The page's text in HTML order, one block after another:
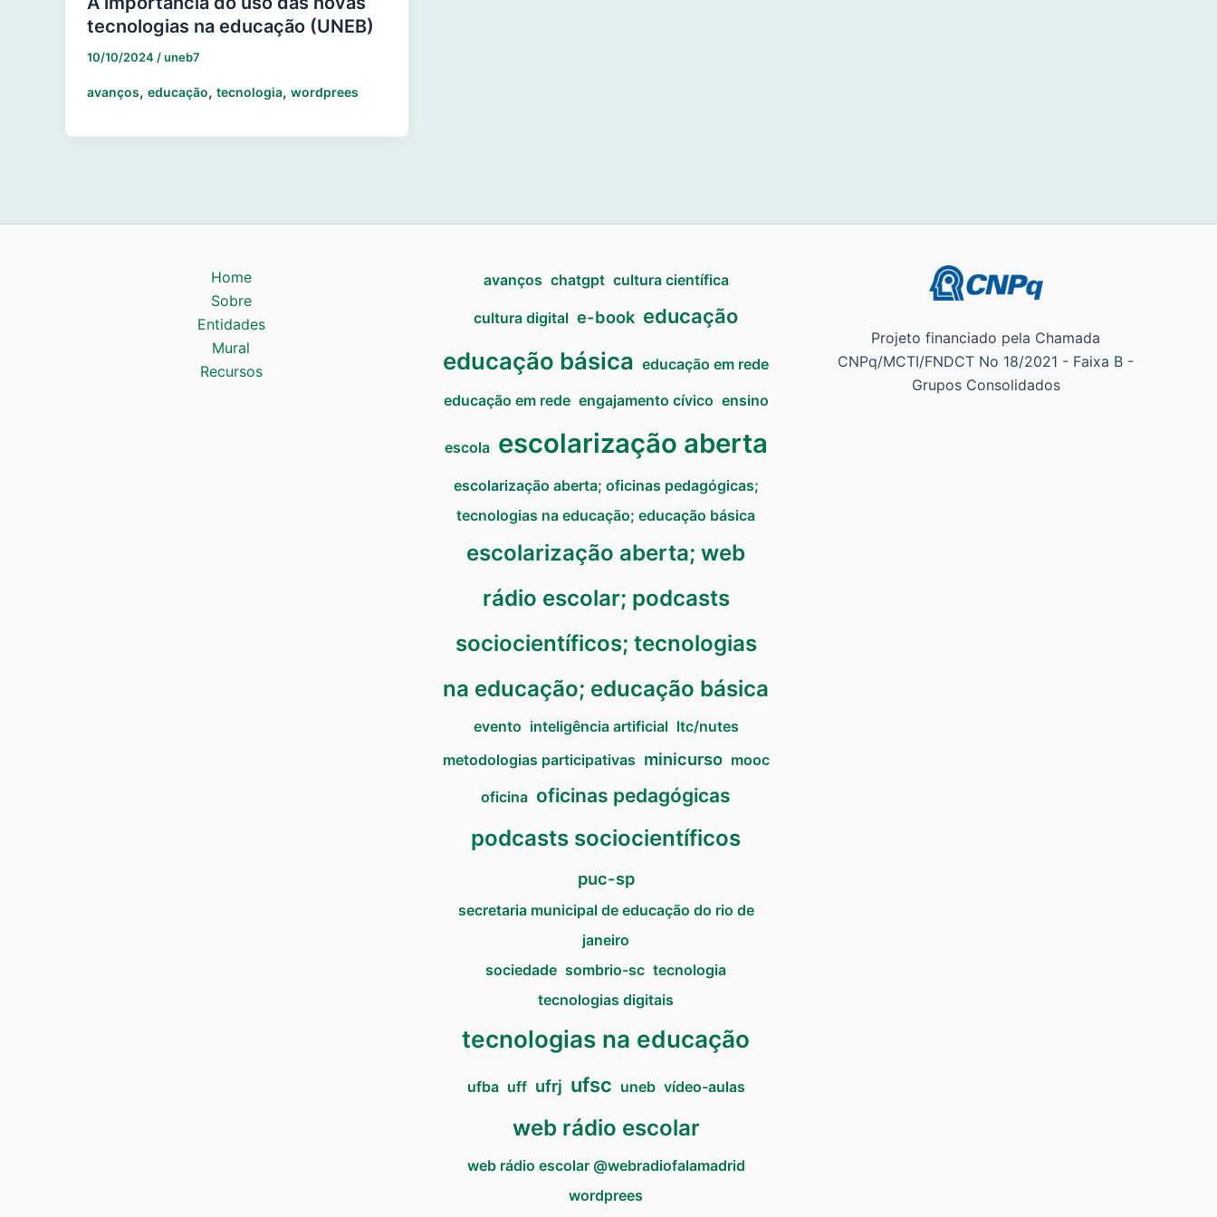
tecnologias na educação (UNEB)
10/10/2024 /uneb7
avanços, educação, tecnologia, wordprees
Home
Sobre
Entidades
Mural
Recursos
avanços chatgpt cultura científica
cultura digital e-book educação
educação básica educação em rede
educação em rede engajamento cívico ensino
escola escolarização aberta
escolarização aberta; oficinas pedagógicas;
tecnologias na educação; educação básica
escolarização aberta; web
rádio escolar; podcasts
sociocientíficos; tecnologias
na educação; educação básica
evento inteligência artificial ltc/nutes
metodologias participativas minicurso mooc
oficina oficinas pedagógicas
podcasts sociocientíficos
puc-sp
secretaria municipal de educação do rio de
janeiro
sociedade sombrio-sc tecnologia
tecnologias digitais
tecnologias na educação
ufba uff ufrj ufsc uneb vídeo-aulas
web rádio escolar
web rádio escolar @webradiofalamadrid
wordprees
Projeto financiado pela Chamada
CNPq/MCTI/FNDCT No 18/2021 - Faixa B -
Grupos Consolidados